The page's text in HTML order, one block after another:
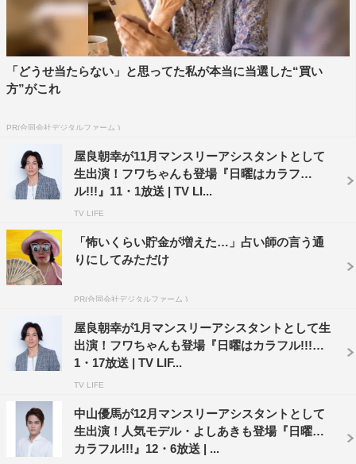
内博貴 本仮屋ユイカ
「どうせ当たらない」と思ってた私が本当に当選した“買い
方”がこれ
PR(合同会社デジタルファーム )
屋良朝幸が11月マンスリーアシスタントとして
生出演！フワちゃんも登場『日曜はカラフ
ル!!!』11・1放送 | TV LI...
TV LIFE
「怖いくらい貯金が増えた…」占い師の言う通
りにしてみただけ
PR(合同会社デジタルファーム )
屋良朝幸が1月マンスリーアシスタントとして生
出演！フワちゃんも登場『日曜はカラフル!!!』
1・17放送 | TV LIF...
TV LIFE
中山優馬が12月マンスリーアシスタントとして
生出演！人気モデル・よしあきも登場『日曜は
カラフル!!!』12・6放送 | ...